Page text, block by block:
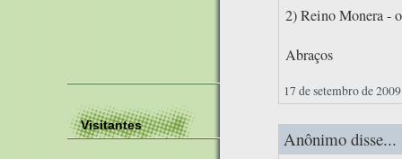
Visitantes
2) Reino Monera -
Abraços
17 de setembro de
Anônimo disse...